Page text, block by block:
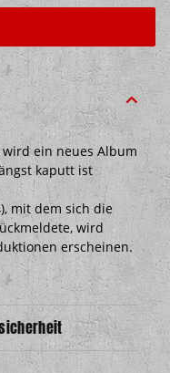
wird ein neues Album
kaputt ist
mit dem sich die
wird
erscheinen.